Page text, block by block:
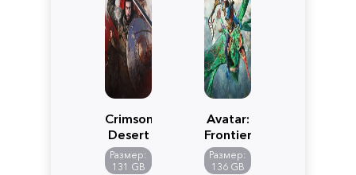
Crimson
Desert
Размер:
131 GB
Avatar:
Frontiers
of
Pandora
Размер:
136 GB